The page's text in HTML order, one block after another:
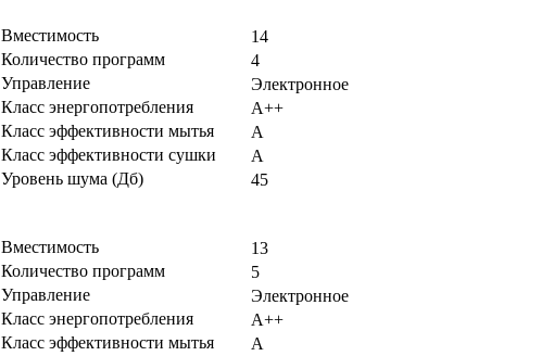
Вместимость
14
Количество программ
4
Управление
Электронное
Класс энергопотребления
А++
Класс эффективности мытья
А
Класс эффективности сушки
А
Уровень шума (Дб)
45
Вместимость
13
Количество программ
5
Управление
Электронное
Класс энергопотребления
А++
Класс эффективности мытья
А